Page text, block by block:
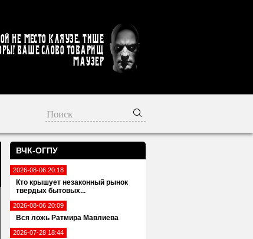
не место кляузе. Тише
Ваше слово товарищ
Маузер
ВЧК-ОГПУ
2026-08-06 20:18
Кто крышует незаконный рынок
твердых бытовых...
2026-08-06 20:09
Вся ложь Ратмира Мавлиева
2026-07-28 18:44